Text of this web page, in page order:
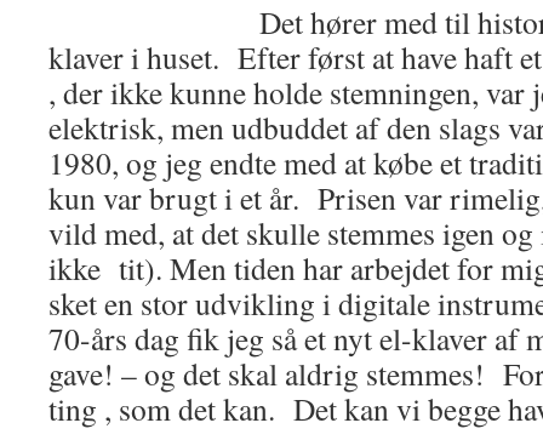
Det hører med til
klaver i huset. Efter først at have haft
, der ikke kunne holde stemningen, var
elektrisk, men udbuddet af den slags
1980, og jeg endte med at købe et
kun var brugt i et år. Prisen var
vild med, at det skulle stemmes igen
ikke tit). Men tiden har arbejdet for
sket en stor udvikling i digitale
70-års dag fik jeg så et nyt el-klaver
gave! – og det skal aldrig stemmes!
ting , som det kan. Det kan vi begge